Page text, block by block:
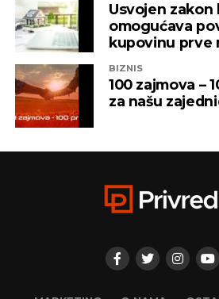
Usvojen zakon
omogućava
kupovinu prve
BIZNIS
100 zajmova –
za našu